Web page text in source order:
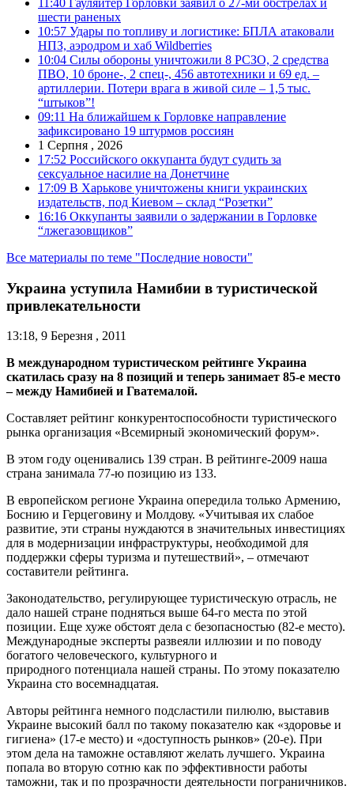
шести раненых
10:57 Удары по топливу и логистике: БПЛА атаковали
НПЗ, аэродром и хаб Wildberries
10:04 Силы обороны уничтожили 8 РСЗО, 2 средства
ПВО, 10 броне-, 2 спец-, 456 автотехники и 69 ед. –
артиллерии. Потери врага в живой силе – 1,5 тыс.
“штыков”!
09:11 На ближайшем к Горловке направление
зафиксировано 19 штурмов россиян
1 Серпня , 2026
17:52 Российского оккупанта будут судить за
сексуальное насилие на Донетчине
17:09 В Харькове уничтожены книги украинских
издательств, под Киевом – склад “Розетки”
16:16 Оккупанты заявили о задержании в Горловке
“лжегазовщиков”
Все материалы по теме "Последние новости"
Украина уступила Намибии в туристической
привлекательности
13:18, 9 Березня , 2011
В международном туристическом рейтинге Украина
скатилась сразу на 8 позиций и теперь занимает 85-е место
– между Намибией и Гватемалой.
Составляет рейтинг конкурентоспособности туристического
рынка организация «Всемирный экономический форум».
В этом году оценивались 139 стран. В рейтинге-2009 наша
страна занимала 77-ю позицию из 133.
В европейском регионе Украина опередила только Армению,
Боснию и Герцеговину и Молдову. «Учитывая их слабое
развитие, эти страны нуждаются в значительных инвестициях
для в модернизации инфраструктуры, необходимой для
поддержки сферы туризма и путешествий», – отмечают
составители рейтинга.
Законодательство, регулирующее туристическую отрасль, не
дало нашей стране подняться выше 64-го места по этой
позиции. Еще хуже обстоят дела с безопасностью (82-е место).
Международные эксперты развеяли иллюзии и по поводу
богатого человеческого, культурного и
природного потенциала нашей страны. По этому показателю
Украина сто восемнадцатая.
Авторы рейтинга немного подсластили пилюлю, выставив
Украине высокий балл по такому показателю как «здоровье и
гигиена» (17-е место) и «доступность рынков» (20-е). При
этом дела на таможне оставляют желать лучшего. Украина
попала во вторую сотню как по эффективности работы
таможни, так и по прозрачности деятельности пограничников.